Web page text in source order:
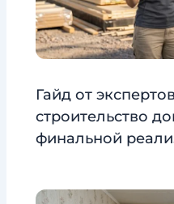
Гайд от
строительство
финальной